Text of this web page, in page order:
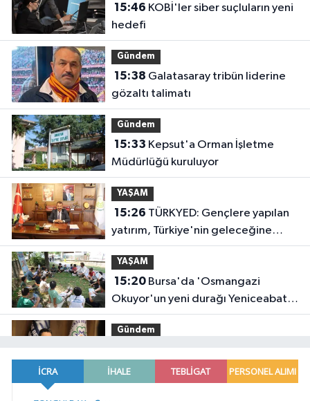
15:46
hedefi
Gündem
15:38
gözaltı talimatı
Gündem
15:33
Müdürlüğü kuruluyor
YAŞAM
15:26
yatırım, Türkiye'nin geleceğine
yatırımdır
YAŞAM
15:20Bursa'da 'Osmangazi
Okuyor'un yeni durağı Yeniceabat
oldu
Gündem
Aras'tan 'hukuk müşavirliği'
açıklaması